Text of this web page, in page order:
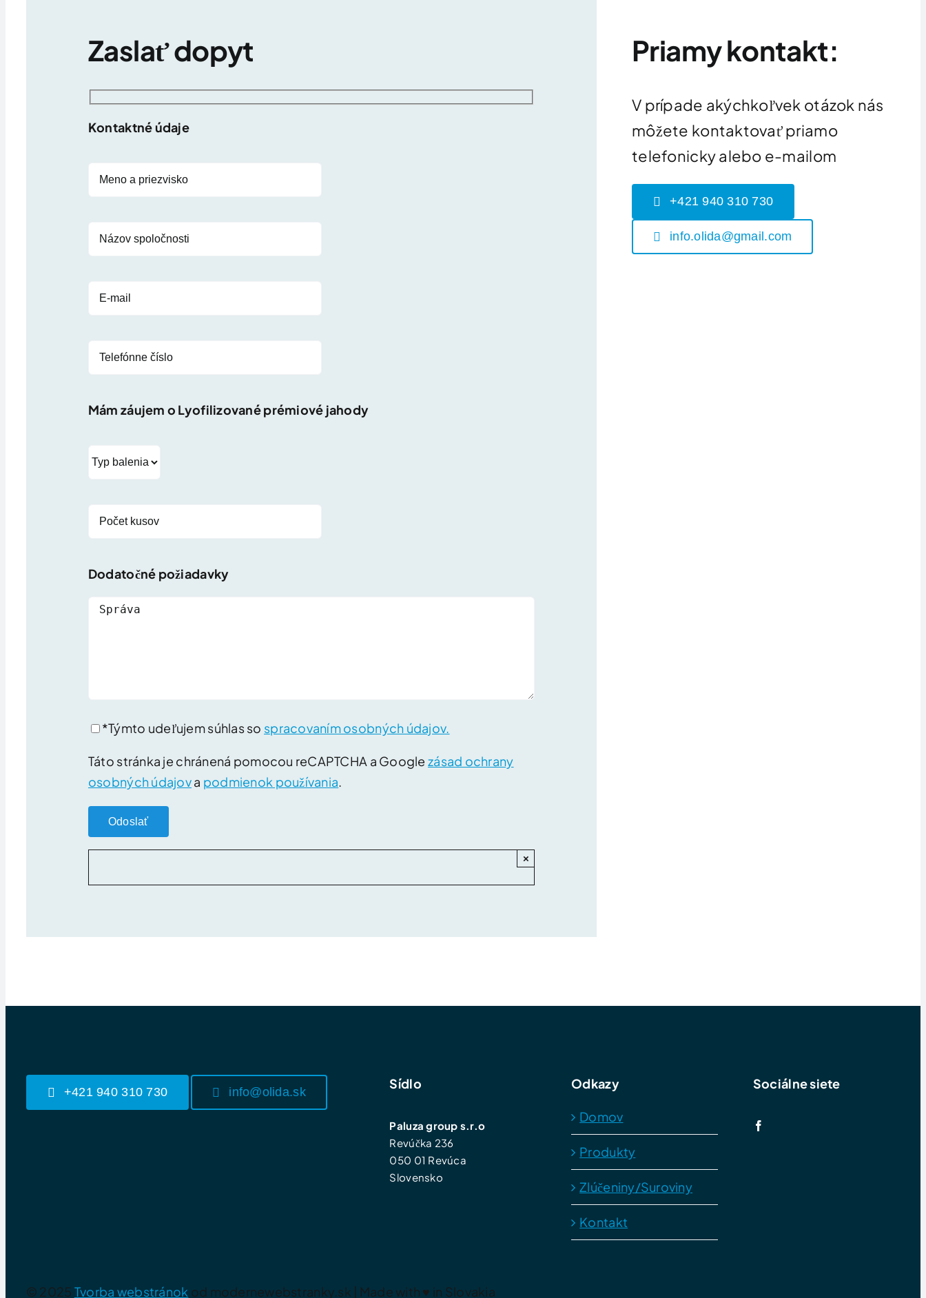
Zaslať dopyt
Kontaktné údaje
Mám záujem o Lyofilizované prémiové jahody
Dodatočné požiadavky
*Týmto udeľujem súhlas so spracovaním osobných údajov.
Táto stránka je chránená pomocou reCAPTCHA a Google zásad ochrany
osobných údajova podmienok používania.
×
Priamy kontakt:
V prípade akýchkoľvek otázok nás
môžete kontaktovať priamo
telefonicky alebo e-mailom
+421 940 310 730
info.olida@gmail.com
+421 940 310 730 info@olida.sk
Sídlo
Paluza group s.r.o
Revúčka 236
050 01 Revúca
Slovensko
Odkazy
Domov
Produkty
Zlúčeniny/Suroviny
Kontakt
Sociálne siete
© 2025 Tvorba webstránok od modernewebstranky.sk | Made with ♥ in Slovakia